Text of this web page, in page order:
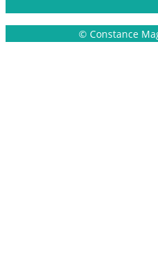
© Constance